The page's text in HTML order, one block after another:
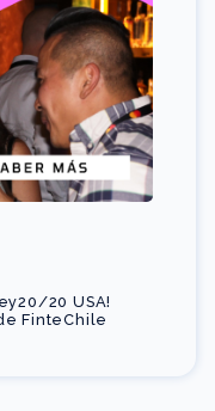
20 USA!
FinteChile